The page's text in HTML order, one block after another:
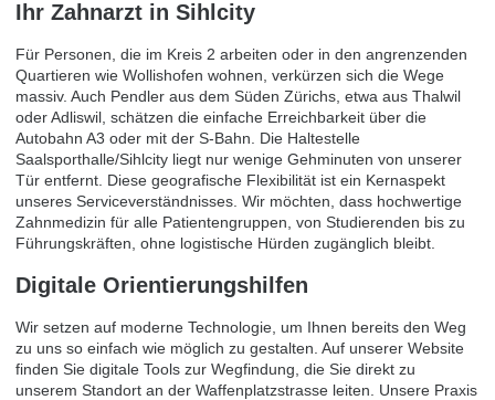
Ihr Zahnarzt in Sihlcity
Für Personen, die im Kreis 2 arbeiten oder in den angrenzenden
Quartieren wie Wollishofen wohnen, verkürzen sich die Wege
massiv. Auch Pendler aus dem Süden Zürichs, etwa aus Thalwil
oder Adliswil, schätzen die einfache Erreichbarkeit über die
Autobahn A3 oder mit der S-Bahn. Die Haltestelle
Saalsporthalle/Sihlcity liegt nur wenige Gehminuten von unserer
Tür entfernt. Diese geografische Flexibilität ist ein Kernaspekt
unseres Serviceverständnisses. Wir möchten, dass hochwertige
Zahnmedizin für alle Patientengruppen, von Studierenden bis zu
Führungskräften, ohne logistische Hürden zugänglich bleibt.
Digitale Orientierungshilfen
Wir setzen auf moderne Technologie, um Ihnen bereits den Weg
zu uns so einfach wie möglich zu gestalten. Auf unserer Website
finden Sie digitale Tools zur Wegfindung, die Sie direkt zu
unserem Standort an der Waffenplatzstrasse leiten. Unsere Praxis